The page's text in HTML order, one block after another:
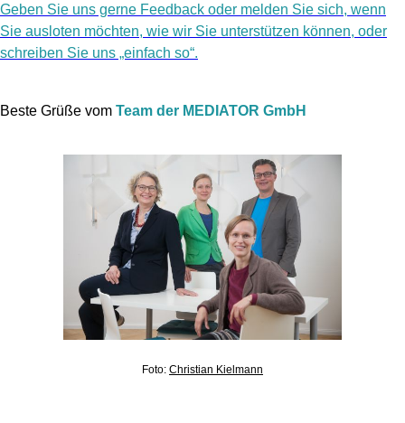
Geben Sie uns gerne Feedback oder melden Sie sich, wenn
Sie ausloten möchten, wie wir Sie unterstützen können, oder
schreiben Sie uns „einfach so“.
Beste Grüße vom Team der MEDIATOR GmbH
Foto: Christian Kielmann